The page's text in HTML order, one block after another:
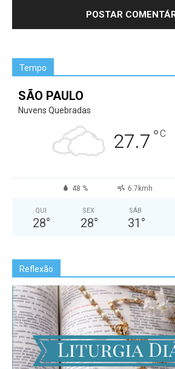
Tempo
SÃO PAULO
Nuvens Quebradas
27.7 °C
48 % 6.7kmh
QUI
28°
SEX
28°
SÁB
31 °
Reflexão